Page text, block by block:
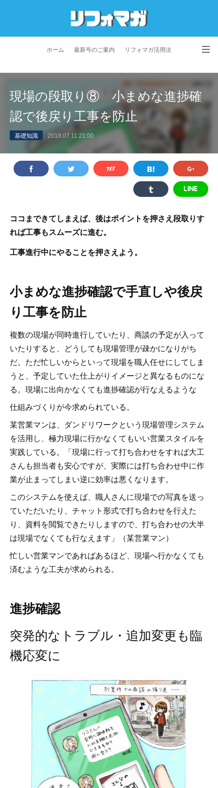
ホーム 最新号のご案内 リフォマガ活用法
プライバシーポリシー 利用規約 会社概要
現場の段取り⑧ 小まめな進捗確
認で後戻り工事を防止
基礎知識 2018.07.11 21:00
ココまできてしまえば、後はポイントを押さえ段取りす
れば工事もスムーズに進む。
工事進行中にやることを押さえよう。
小まめな進捗確認で手直しや後戻
り工事を防止
複数の現場が同時進行していたり、商談の予定が入って
いたりすると、どうしても現場管理が疎かになりがち
だ。ただ忙しいからといって現場を職人任せにしてしま
うと、予定していた仕上がりイメージと異なるものにな
る。現場に出向かなくても進捗確認が行なえるような
仕組みづくりが今求められている。
某営業マンは、ダンドリワークという現場管理システム
を活用し、極力現場に行かなくてもいい営業スタイルを
実践している。「現場に行って打ち合わせをすれば大工
さんも担当者も安心ですが、実際には打ち合わせ中に作
業が止まってしまい逆に効率は悪くなります。
このシステムを使えば、職人さんに現場での写真を送っ
ていただいたり、チャット形式で打ち合わせを行えた
り、資料を閲覧できたりしますので、打ち合わせの大半
は現場でなくても行なえます」（某営業マン）
忙しい営業マンであればあるほど、現場へ行かなくても
済むような工夫が求められる。
進捗確認
突発的なトラブル・追加変更も臨
機応変に